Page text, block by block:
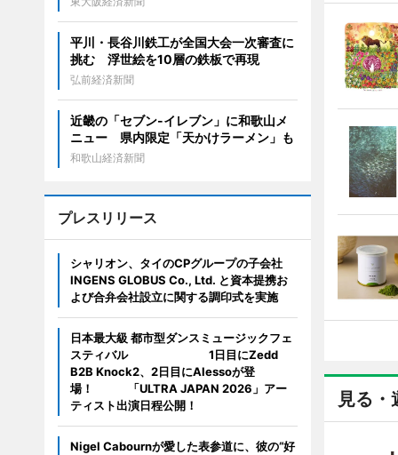
見る・
平川・長谷川鉄工が全国大会一次審査に
挑む 浮世絵を10層の鉄板で再現
弘前経済新聞
近畿の「セブン-イレブン」に和歌山メ
ニュー 県内限定「天かけラーメン」も
和歌山経済新聞
プレスリリース
シャリオン、タイのCPグループの子会社
INGENS GLOBUS Co., Ltd. と資本提携お
よび合弁会社設立に関する調印式を実施
日本最大級 都市型ダンスミュージックフェ
スティバル 1日目にZedd
B2B Knock2、2日目にAlessoが登
場！ 「ULTRA JAPAN 2026」アー
ティスト出演日程公開！
Nigel Cabournが愛した表参道に、彼の“好